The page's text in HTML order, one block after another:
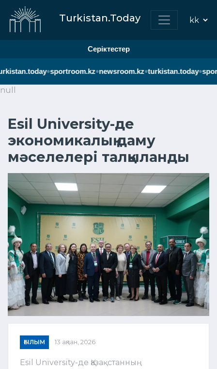
Turkistan.Today
Серіктестер
•sportroom.kz•newsroom.kz•turkistan.today•
null
Esil University-де
экономикалық даму
мәселелері талқыланды
ҒЫЛЫМ 13 ақпан, 2026
Esil University-де Қазақстанның